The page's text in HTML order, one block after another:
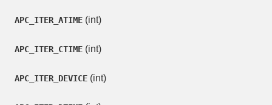
APC_ITER_ATIME (int)
APC_ITER_CTIME (int)
APC_ITER_DEVICE (int)